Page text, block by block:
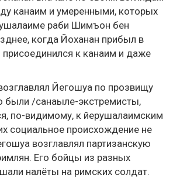
канаим и умеренными, которых
раби Шимъон бен
когда Йоханан прибыл в
к канаим и даже
Йегошуа по прозвищу
были /санаыле-экстремисты,
по-видимому, к йерушалаимским
социальное происхождение не
возглавлял партизанскую
Его бойцы из разных
налёты на римских солдат.